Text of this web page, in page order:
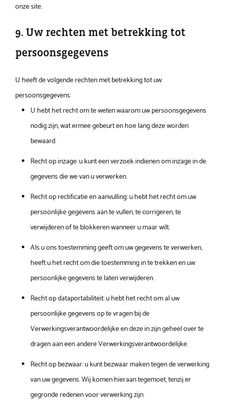
onze site.
9. Uw rechten met betrekking tot
persoonsgegevens
U heeft de volgende rechten met betrekking tot uw
persoonsgegevens:
U hebt het recht om te weten waarom uw persoonsgegevens
nodig zijn, wat ermee gebeurt en hoe lang deze worden
bewaard.
Recht op inzage: u kunt een verzoek indienen om inzage in de
gegevens die we van u verwerken.
Recht op rectificatie en aanvulling: u hebt het recht om uw
persoonlijke gegevens aan te vullen, te corrigeren, te
verwijderen of te blokkeren wanneer u maar wilt.
Als u ons toestemming geeft om uw gegevens te verwerken,
heeft u het recht om die toestemming in te trekken en uw
persoonlijke gegevens te laten verwijderen.
Recht op dataportabiliteit: u hebt het recht om al uw
persoonlijke gegevens op te vragen bij de
Verwerkingsverantwoordelijke en deze in zijn geheel over te
dragen aan een andere Verwerkingsverantwoordelijke.
Recht op bezwaar: u kunt bezwaar maken tegen de verwerking
van uw gegevens. Wij komen hieraan tegemoet, tenzij er
gegronde redenen voor verwerking zijn.